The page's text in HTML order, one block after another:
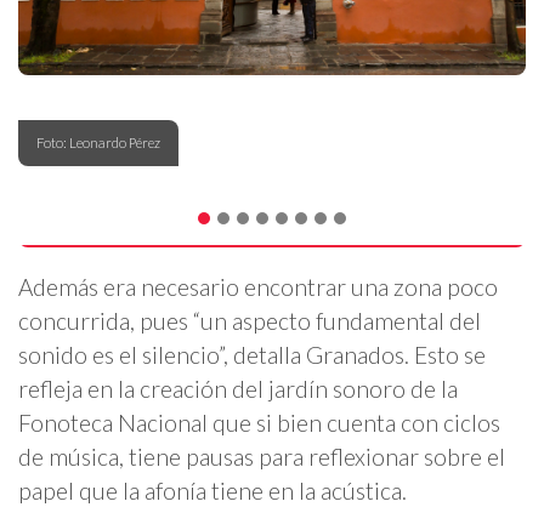
Foto: Leonardo Pérez
Además era necesario encontrar una zona poco
concurrida, pues “un aspecto fundamental del
sonido es el silencio”, detalla Granados. Esto se
refleja en la creación del jardín sonoro de la
Fonoteca Nacional que si bien cuenta con ciclos
de música, tiene pausas para reflexionar sobre el
papel que la afonía tiene en la acústica.